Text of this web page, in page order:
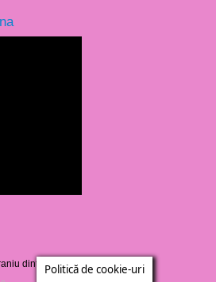
dintr-un cimitir din Barbados
Politică de cookie-uri